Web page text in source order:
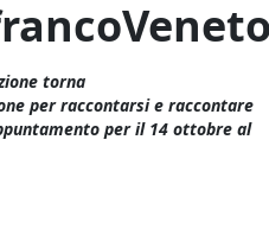
torna
per raccontarsi e raccontare
per il 14 ottobre al